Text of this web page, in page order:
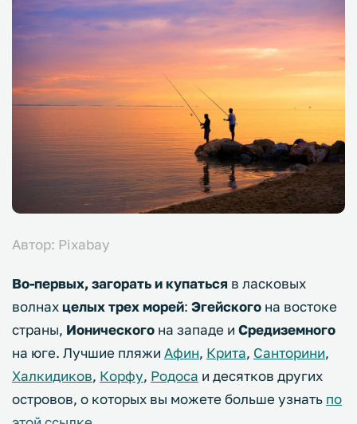
Автор: Pixabay
Во-первых, загорать и купаться в ласковых
волнахцелых трех морей: Эгейского на востоке
страны, Ионического на западе и Средиземного
на юге. Лучшие пляжи Афин, Крита, Санторини,
Халкидиков, Корфу, Родоса и десятков других
островов, о которых вы можете больше узнать по